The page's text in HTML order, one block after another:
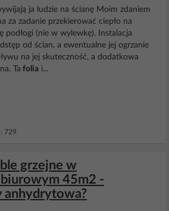
ja ludzie na ścianę Moim zdaniem
za zadanie przekierować ciepło na
podłogi (nie w wylewkę). Instalacja
od ścian, a ewentualne jej ogrzanie
na jej skuteczność, a dodatkowa
Ta folia i...
729
grzejne w
45m2 -
anhydrytowa?